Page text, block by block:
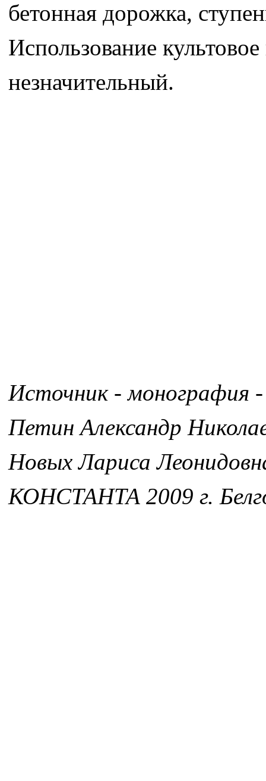
бетонная дорожка,
Использование
незначительный.
Источник - монография -
Петин Александр
Новых Лариса
КОНСТАНТА 2009 г.